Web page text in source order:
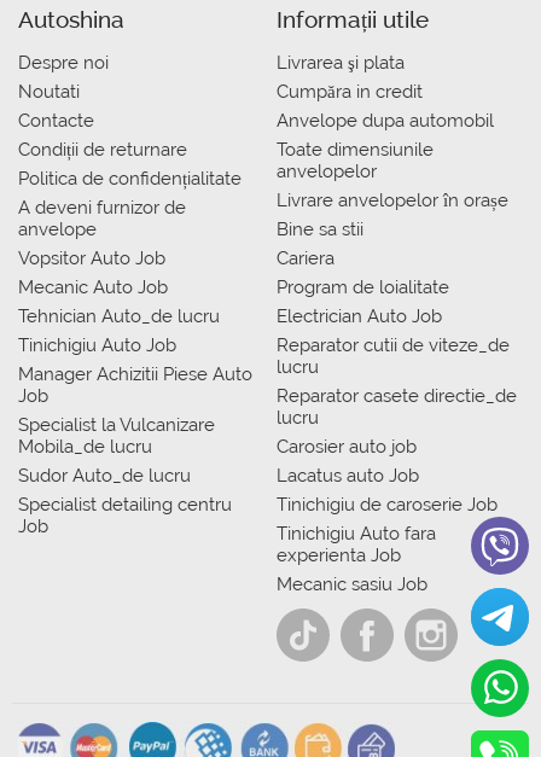
Autoshina
Despre noi
Noutati
Contacte
Condiții de returnare
Politica de confidențialitate
A deveni furnizor de
anvelope
Vopsitor Auto Job
Mecanic Auto Job
Tehnician Auto_de lucru
Tinichigiu Auto Job
Manager Achizitii Piese Auto
Job
Specialist la Vulcanizare
Mobila_de lucru
Sudor Auto_de lucru
Specialist detailing centru
Job
Informații utile
Livrarea şi plata
Сumpăra in credit
Anvelope dupa automobil
Toate dimensiunile
anvelopelor
Livrare anvelopelor în orașe
Bine sa stii
Cariera
Program de loialitate
Electrician Auto Job
Reparator cutii de viteze_de
lucru
Reparator casete directie_de
lucru
Carosier auto job
Lacatus auto Job
Tinichigiu de caroserie Job
Tinichigiu Auto fara
experienta Job
Mecanic sasiu Job